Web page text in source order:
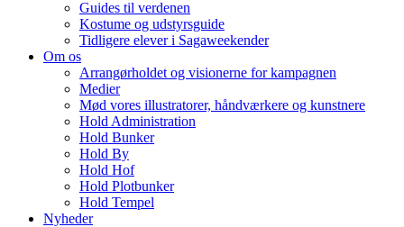
Guides til verdenen
Kostume og udstyrsguide
Tidligere elever i Sagaweekender
Om os
Arrangørholdet og visionerne for kampagnen
Medier
Mød vores illustratorer, håndværkere og kunstnere
Hold Administration
Hold Bunker
Hold By
Hold Hof
Hold Plotbunker
Hold Tempel
Nyheder